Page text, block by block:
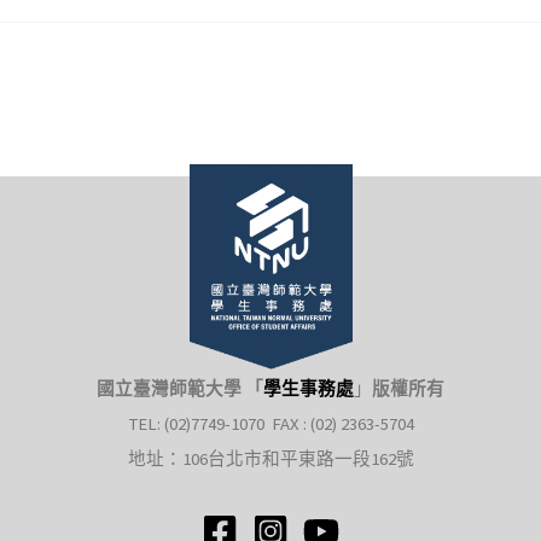
國立臺灣師範大學 「 學生事務處 」 版權所有
TEL: (02)7749-1070 FAX : (02) 2363-5704
地址：106台北市和平東路一段162號